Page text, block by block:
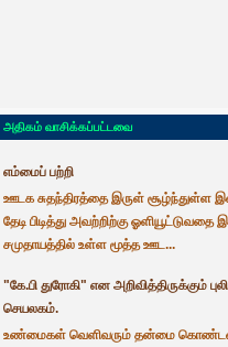
அதிகம் வாசிக்கப்பட்டவை
எம்மைப் பற்றி
ஊடக சுதந்திரத்தை இருள் சூழ்ந்துள்ள
தேடி பிடித்து அவற்றிற்கு
சமுதாயத்தில் உள்ள மூத்த ஊட...
"கே.பி துரோகி" என அறிவித்திருக்கும்
செயலகம்.
உண்மைகள் வெளிவரும் தன்மை